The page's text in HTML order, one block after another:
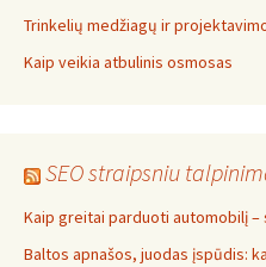
Trinkelių medžiagų ir
Kaip veikia atbulinis osmosas
SEO straipsniu
Kaip greitai parduoti automobilį –
Baltos apnašos, juodas įspūdis: